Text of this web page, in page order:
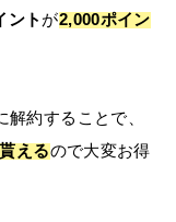
ント が2,000ポイン
約することで、
えるので大変お得